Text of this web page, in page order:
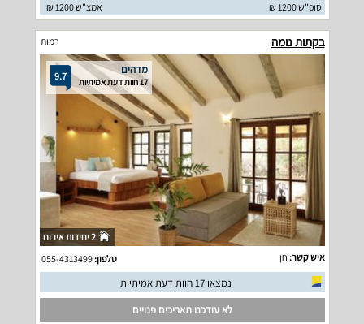
סופ"ש 1200 ₪
אמצ"ש 1200 ₪
בקתות נומה רמות
9.7 מדהים
17 חוות דעת אמיתיות
2 יחידות אירוח
איש קשר: חן טלפון:055-4313499
נמצאו 17 חוות דעת אמיתיות
לא עודכנו תאריכים פנויים